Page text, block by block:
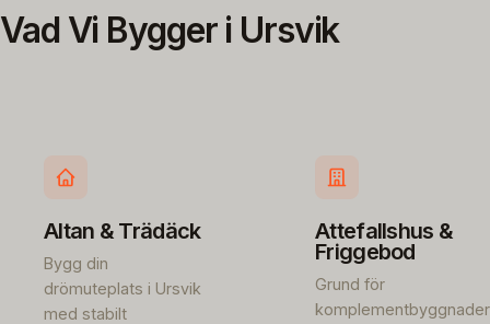
Vad Vi Bygger i Ursvik
Altan & Trädäck
Bygg din
drömuteplats i Ursvik
med stabilt
Attefallshus &
Friggebod
Grund för
komplementbyggnader